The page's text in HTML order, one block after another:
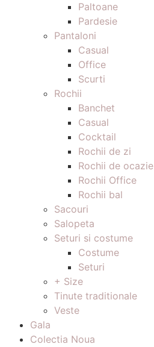
Paltoane
Pardesie
Pantaloni
Casual
Office
Scurti
Rochii
Banchet
Casual
Cocktail
Rochii de zi
Rochii de ocazie
Rochii Office
Rochii bal
Sacouri
Salopeta
Seturi si costume
Costume
Seturi
+ Size
Tinute traditionale
Veste
Gala
Colectia Noua